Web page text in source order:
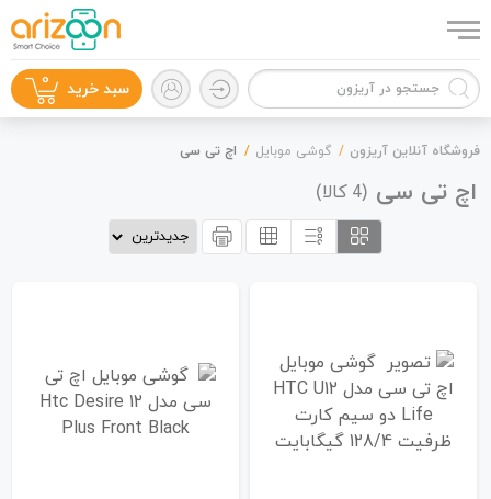
لوازم جانبی
سبد خرید 0
فروشگاه آنلاین آریزون گوشی موبایل اچ تی سی
اچ تی سی (
4 کالا)